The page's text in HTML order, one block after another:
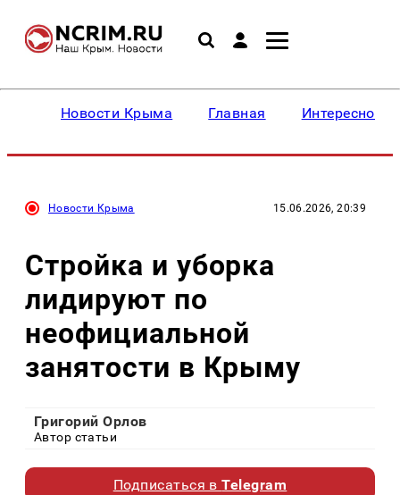
Новости Крыма Главная Интересное
Новости Крыма 15.06.2026, 20:39
Стройка и уборка
лидируют по
неофициальной
занятости в Крыму
Григорий Орлов
Автор статьи
Подписаться вTelegram